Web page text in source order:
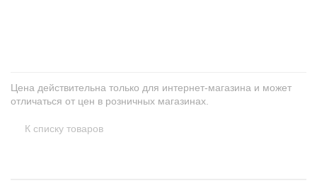
Цена действительна только для интернет-магазина и может
отличаться от цен в розничных магазинах.
К списку товаров